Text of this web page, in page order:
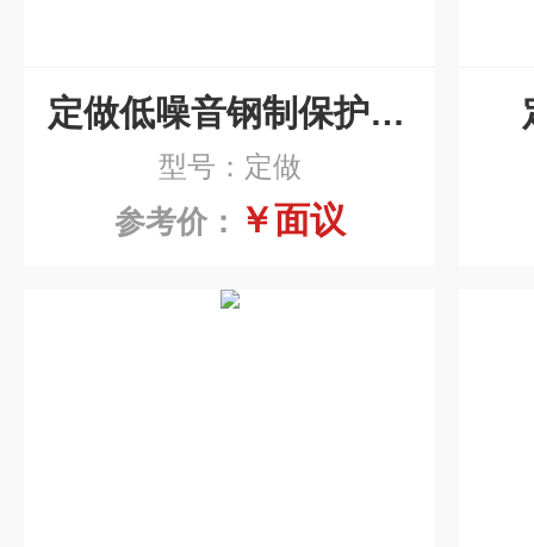
定做低噪音钢制保护电缆拖链
型号：定做
参考价： ￥面议